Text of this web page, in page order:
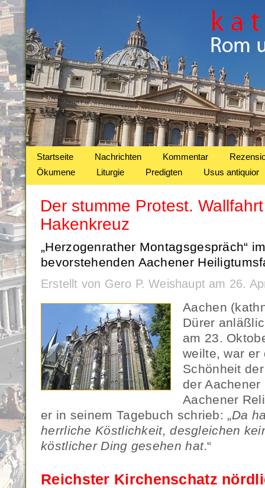
Startseite Nachrichten Kommentar
Ökumene
Liturgie Predigten Usus antiquior
Der stumme Protest.
Hakenkreuz
„Herzogenrather Montagsgespräch“
bevorstehenden Aachener
Erstellt von Gero P. Weishaupt am 26.
Aachen
Dürer
am 23.
weilte, war er
Schönheit
der
Aachener
er in seinem Tagebuch schrieb: „Da
herrliche Köstlichkeit, desgleichen
köstlicher Ding gesehen hat.“
Reichster Kirchenschatz